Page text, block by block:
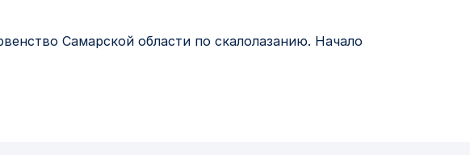
Самарской области по скалолазанию. Начало